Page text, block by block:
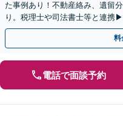
た事例あり！不動産絡み、遺留
り。税理士や司法書士等と連携
不動産会社と連携し無料査定&
料
電話で面談予約